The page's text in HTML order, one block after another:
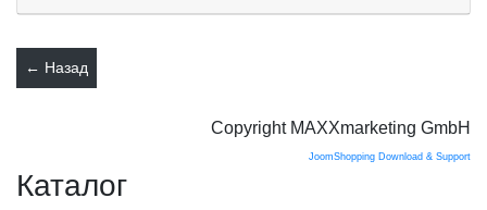
Copyright MAXXmarketing GmbH
JoomShopping Download & Support
Каталог